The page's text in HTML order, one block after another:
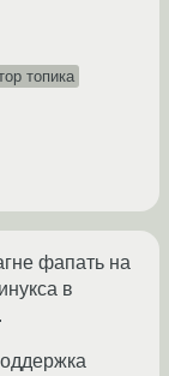
топика
фапать на
в